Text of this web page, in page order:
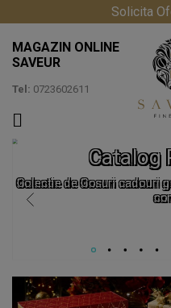
Solicita
MAGAZIN ONLINE
SAVEUR
Tel: 0723602611
Catalog
Colectie de Cosuri cadouri